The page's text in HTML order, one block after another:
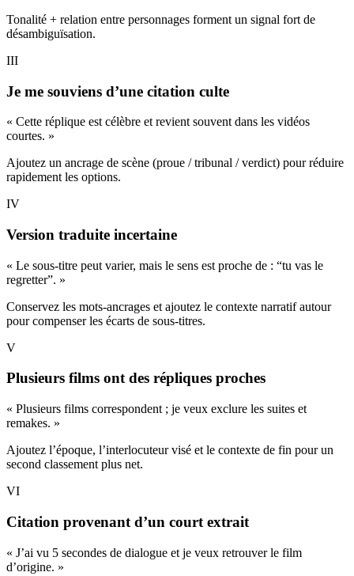
Tonalité + relation entre personnages forment un signal fort de
désambiguïsation.
III
Je me souviens d’une citation culte
« Cette réplique est célèbre et revient souvent dans les vidéos
courtes. »
Ajoutez un ancrage de scène (proue / tribunal / verdict) pour réduire
rapidement les options.
IV
Version traduite incertaine
« Le sous-titre peut varier, mais le sens est proche de : “tu vas le
regretter”. »
Conservez les mots-ancrages et ajoutez le contexte narratif autour
pour compenser les écarts de sous-titres.
V
Plusieurs films ont des répliques proches
« Plusieurs films correspondent ; je veux exclure les suites et
remakes. »
Ajoutez l’époque, l’interlocuteur visé et le contexte de fin pour un
second classement plus net.
VI
Citation provenant d’un court extrait
« J’ai vu 5 secondes de dialogue et je veux retrouver le film
d’origine. »